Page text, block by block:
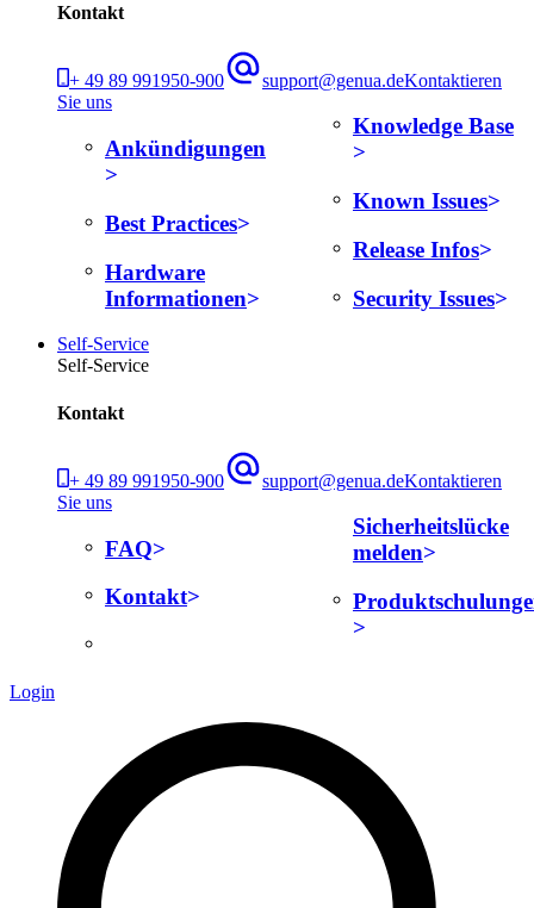
Kontakt
+ 49 89 991950-900 support@genua.deKontaktieren
Sie uns
Ankündigungen
Best Practices
Hardware
Informationen
Knowledge Base
Known Issues
Release Infos
Security Issues
Self-Service
Self-Service
Kontakt
+ 49 89 991950-900 support@genua.deKontaktieren
Sie uns
FAQ
Kontakt
Sicherheitslücke
melden
Login